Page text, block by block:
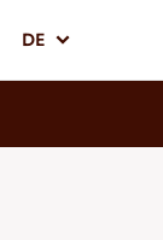
DE